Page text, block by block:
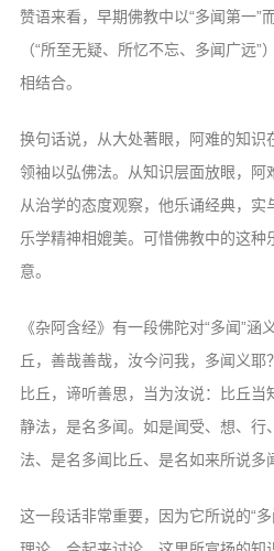
赞语来看，早期佛教中以“多闻第一”
（“所至无疑、所忆不忘、多闻广远
相结合。
换句话说，从大处著眼，阿难的知识
领袖以弘佛法。从知识层面放眼，阿
从治学的态度观察，他乐诵经典，实
乐学精神相媲美。可惜佛教中的这种
意。
《杂阿含经》有一段佛陀对“多闻”
丘，善哉善哉，汝今问我，多闻义
比丘，谛听善思，当为汝说：比丘
静法，是名多闻。如是闻受、想、行
法、是名多闻比丘、是名如来所说多
这一段话非常重要，因为它所说的“